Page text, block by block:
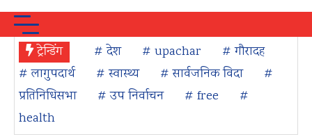
ट्रेन्डिंग # देश # upachar
# गौरादह
# लागुपदार्थ
# स्वास्थ्य # सार्वजनिक विदा
#
प्रतिनिधिसभा
# उप निर्वाचन # free
#
health